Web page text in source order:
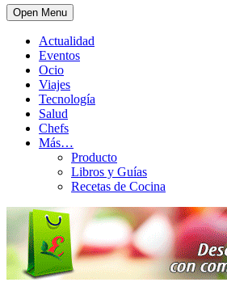
Open Menu
Actualidad
Eventos
Ocio
Viajes
Tecnología
Salud
Chefs
Más…
Producto
Libros y Guías
Recetas de Cocina